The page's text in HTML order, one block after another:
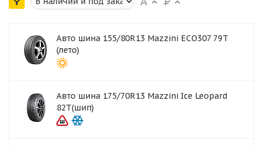
Авто шина 155/80R13 Mazzini ECO307 79T
(лето)
Авто шина 175/70R13 Mazzini Ice Leopard
82T(шип)